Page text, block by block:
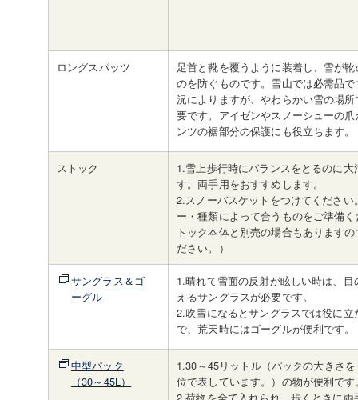
ロングスパッツ
足首と靴を覆うように装着し、雪が
のを防ぐものです。雪山では必需品
況によりますが、やわらかい雪の場
要です。アイゼンやスノーシューの
ンツの裾部分の保護にも役立ちます。
ストック
1.雪上歩行時にバランスをとるのに大
す。両手用をおすすめします。
2.スノーバスケットをつけてください
ー・種類によって合うものをご準備
トック本体と別売の場合もあります
ださい。）
サングラス＆ゴ
ーグル
1.晴れて雪面の反射が眩しい時は、目
えるサングラスが必要です。
2.吹雪になるとサングラスでは役に立
で、荒天時にはゴーグルが便利です。
中型パック
（30～45L）
1.30～45リットル（パックの大きさ
位で表しています。）の物が便利です